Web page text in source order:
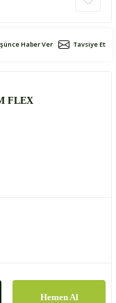
Haber Ver Tavsiye Et
FLEX
Hemen Al